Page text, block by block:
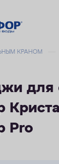
КРАНОМ
для
Pro